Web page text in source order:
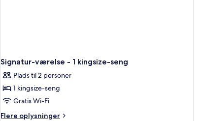
Signatur-værelse - 1 kingsize-seng
Plads til 2 personer
1 kingsize-seng
Gratis Wi-Fi
Flere oplysninger
Flere